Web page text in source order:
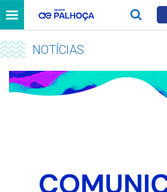
NOTÍCIAS